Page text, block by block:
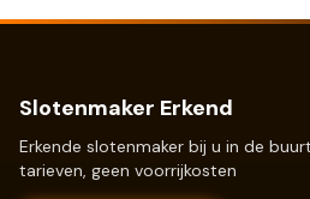
Slotenmaker Erkend
Erkende slotenmaker bij u in de
tarieven, geen voorrijkosten